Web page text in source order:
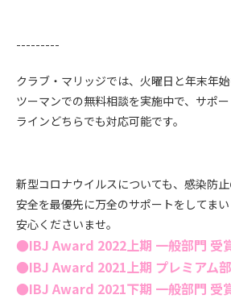
---------
クラブ・マリッジでは、火曜日と年末年
ツーマンでの無料相談を実施中で、サポ
ラインどちらでも対応可能です。
新型コロナウイルスについても、感染防
安全を最優先に万全のサポートをしてま
安心くださいませ。
●IBJ Award 2022上期 一般部門 受
●IBJ Award 2021上期 プレミアム
●IBJ Award 2021下期 一般部門 受